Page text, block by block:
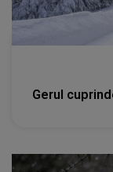
Gerul